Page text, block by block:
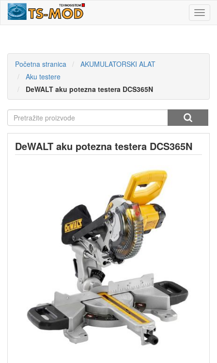
Početna stranica
AKUMULATORSKI ALAT
Aku testere
DeWALT aku potezna testera DCS365N
DeWALT aku potezna testera DCS365N